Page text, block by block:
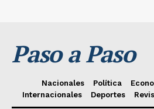
Paso a Paso
Nacionales Política
Internacionales
Deportes